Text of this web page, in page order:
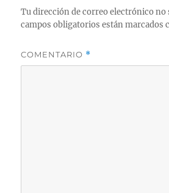
Tu dirección de correo electrónico no
campos obligatorios están marcados
COMENTARIO *